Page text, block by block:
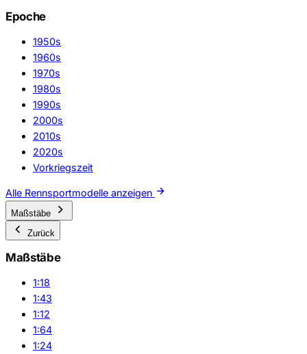
Epoche
1950s
1960s
1970s
1980s
1990s
2000s
2010s
2020s
Vorkriegszeit
Alle Rennsportmodelle anzeigen
Maßstäbe
Zurück
Maßstäbe
1:18
1:43
1:12
1:64
1:24